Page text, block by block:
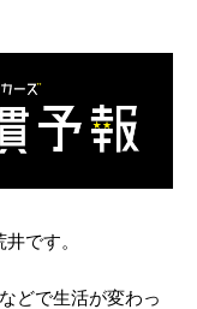
です。
どで生活が変わっ